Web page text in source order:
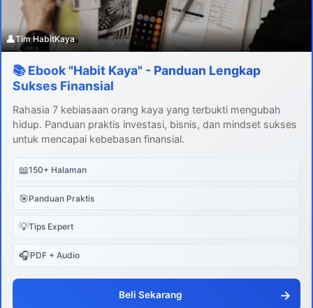
👤Tim HabitKaya
📚 Ebook "Habit Kaya" - Panduan Lengkap
Sukses Finansial
Rahasia 7 kebiasaan orang kaya yang terbukti mengubah
hidup. Panduan praktis investasi, bisnis, dan mindset sukses
untuk mencapai kebebasan finansial.
📖150+ Halaman
🎯Panduan Praktis
💡Tips Expert
🎧PDF + Audio
Beli Sekarang →